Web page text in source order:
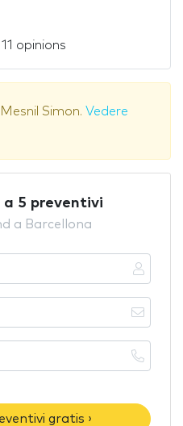
opinions
Simon. Vedere
5 preventivi
a Barcellona
gratis ›